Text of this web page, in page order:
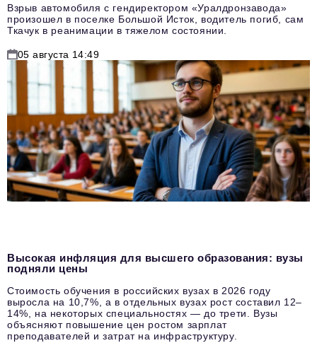
Взрыв автомобиля с гендиректором «Уралдронзавода»
произошел в поселке Большой Исток, водитель погиб, сам
Ткачук в реанимации в тяжелом состоянии.
05 августа 14:49
Высокая инфляция для высшего образования: вузы
подняли цены
Стоимость обучения в российских вузах в 2026 году
выросла на 10,7%, а в отдельных вузах рост составил 12–
14%, на некоторых специальностях — до трети. Вузы
объясняют повышение цен ростом зарплат
преподавателей и затрат на инфраструктуру.